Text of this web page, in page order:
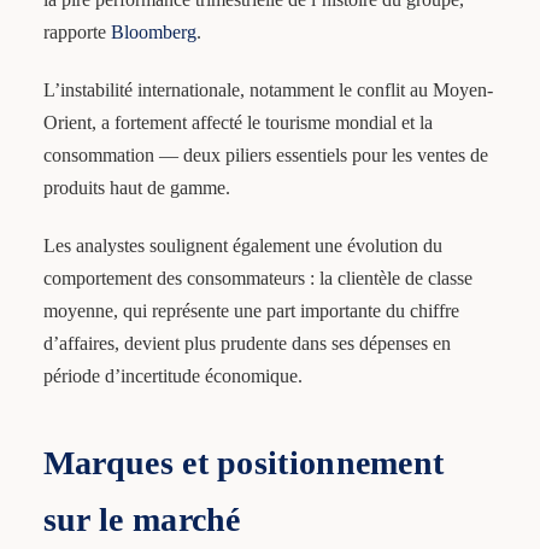
rapporte Bloomberg.
L’instabilité internationale, notamment le conflit au Moyen-
Orient, a fortement affecté le tourisme mondial et la
consommation — deux piliers essentiels pour les ventes de
produits haut de gamme.
Les analystes soulignent également une évolution du
comportement des consommateurs : la clientèle de classe
moyenne, qui représente une part importante du chiffre
d’affaires, devient plus prudente dans ses dépenses en
période d’incertitude économique.
Marques et positionnement
sur le marché